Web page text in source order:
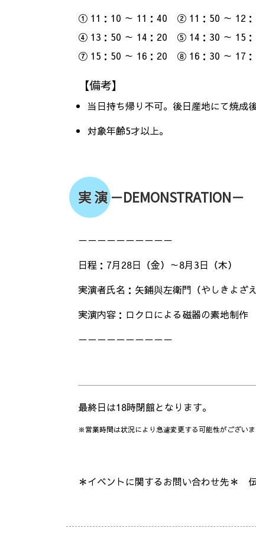
① 11：10 ～ 11：40 ② 11：50 ～ 12
④ 13：50 ～ 14：20 ⑤ 14：30 ～ 15
⑦ 15：50 ～ 16：20 ⑧ 16：30 ～ 17
【備考】
当日持ち帰り不可。後日産地にて焼成
対象年齢5才以上。
実 演 －DEMONSTRATION－
－－－－－－－－－－
日程：7月28日（金）～8月3日（木）
実演者氏名：矢鋪與左衛門（やしきよざえ
実演内容：ロクロによる磁器の素地制作
－－－－－－－－－－
最終日は18時閉館となります。
※営業時間は状況により急遽変更する可能性がござい
＊イベントに関するお問い合わせ先＊